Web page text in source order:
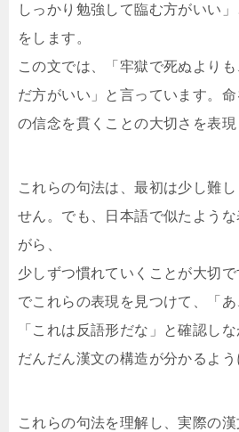
しっかり勉強して臨む方がいい
をします。
この文では、「牢獄で死ぬより
だ方がいい」と言っています。
の信念を貫くことの大切さを表現
これらの句法は、最初は少し難
せん。でも、日本語で似たよう
がら、
少しずつ慣れていくことが大切
でこれらの表現を見つけて、「あ
「これは反語形だな」と確認し
だんだん漢文の構造が分かるよう
これらの句法を理解し、実際の